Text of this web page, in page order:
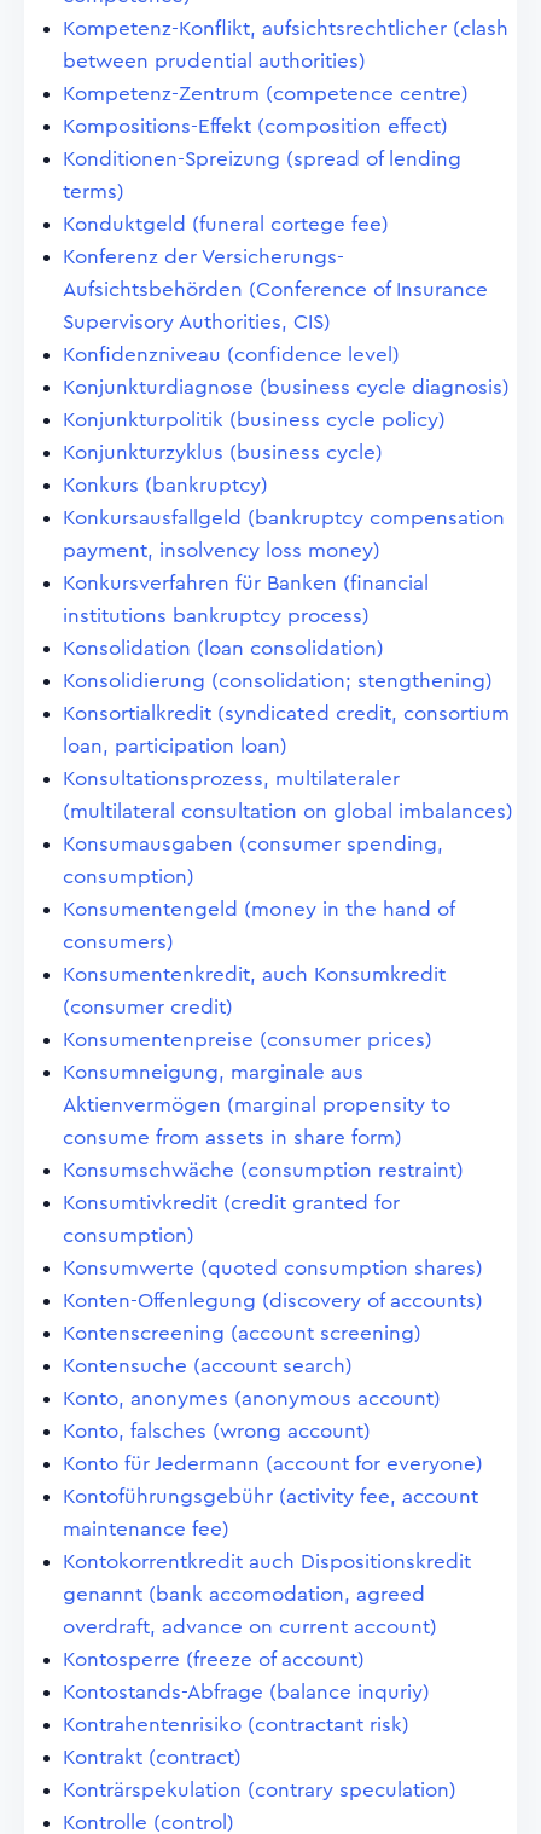
Kompetenz-Konflikt, aufsichtsrechtlicher (clash
between prudential authorities)
Kompetenz-Zentrum (competence centre)
Kompositions-Effekt (composition effect)
Konditionen-Spreizung (spread of lending
terms)
Konduktgeld (funeral cortege fee)
Konferenz der Versicherungs-
Aufsichtsbehörden (Conference of Insurance
Supervisory Authorities, CIS)
Konfidenzniveau (confidence level)
Konjunkturdiagnose (business cycle diagnosis)
Konjunkturpolitik (business cycle policy)
Konjunkturzyklus (business cycle)
Konkurs (bankruptcy)
Konkursausfallgeld (bankruptcy compensation
payment, insolvency loss money)
Konkursverfahren für Banken (financial
institutions bankruptcy process)
Konsolidation (loan consolidation)
Konsolidierung (consolidation; stengthening)
Konsortialkredit (syndicated credit, consortium
loan, participation loan)
Konsultationsprozess, multilateraler
(multilateral consultation on global imbalances)
Konsumausgaben (consumer spending,
consumption)
Konsumentengeld (money in the hand of
consumers)
Konsumentenkredit, auch Konsumkredit
(consumer credit)
Konsumentenpreise (consumer prices)
Konsumneigung, marginale aus
Aktienvermögen (marginal propensity to
consume from assets in share form)
Konsumschwäche (consumption restraint)
Konsumtivkredit (credit granted for
consumption)
Konsumwerte (quoted consumption shares)
Konten-Offenlegung (discovery of accounts)
Kontenscreening (account screening)
Kontensuche (account search)
Konto, anonymes (anonymous account)
Konto, falsches (wrong account)
Konto für Jedermann (account for everyone)
Kontoführungsgebühr (activity fee, account
maintenance fee)
Kontokorrentkredit auch Dispositionskredit
genannt (bank accomodation, agreed
overdraft, advance on current account)
Kontosperre (freeze of account)
Kontostands-Abfrage (balance inquriy)
Kontrahentenrisiko (contractant risk)
Kontrakt (contract)
Konträrspekulation (contrary speculation)
Kontrolle (control)